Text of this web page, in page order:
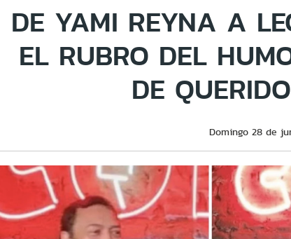
DE YAMI REYNA A
EL RUBRO DEL
DE
Domingo 28 de